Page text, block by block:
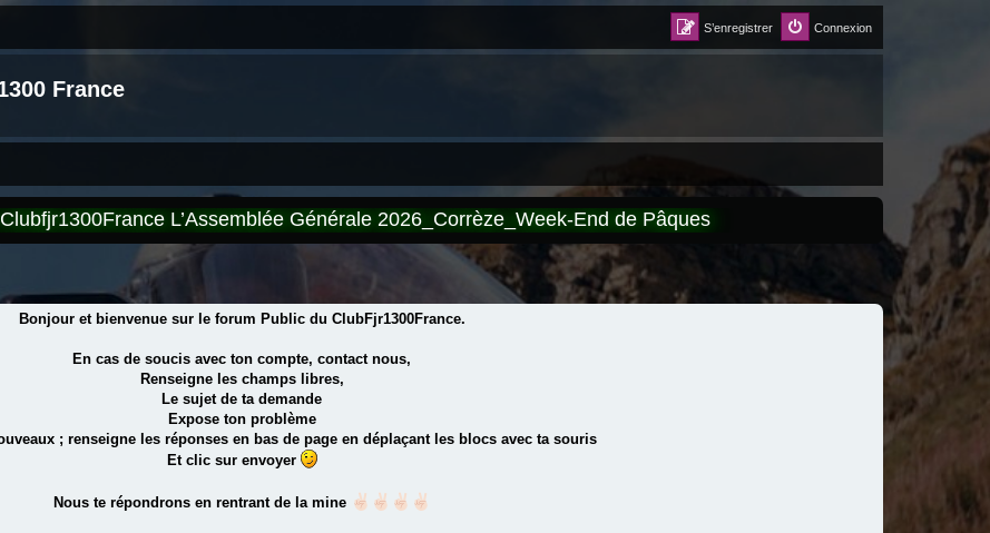
Connexion
S’enregistrer
France
L’Assemblée Générale 2026_Corrèze_Week-End de Pâques
Bonjour et bienvenue sur le forum Public du ClubFjr1300France.
En cas de soucis avec ton compte, contact nous,
Renseigne les champs libres,
Le sujet de ta demande
Expose ton problème
; renseigne les réponses en bas de page en déplaçant les blocs avec ta souris
Et clic sur envoyer
Nous te répondrons en rentrant de la mine